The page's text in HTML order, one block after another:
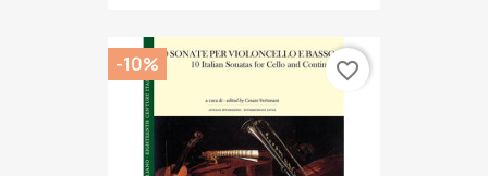
-10% favorite_border